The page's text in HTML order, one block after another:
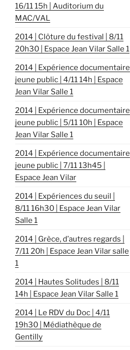
16/11 15h | Auditorium du
MAC/VAL
2014 | Clôture du festival | 8/11
20h30 | Espace Jean Vilar Salle 1
2014 | Expérience documentaire
jeune public | 4/11 14h | Espace
Jean Vilar Salle 1
2014 | Expérience documentaire
jeune public | 5/11 10h | Espace
Jean Vilar Salle 1
2014 | Expérience documentaire
jeune public | 7/11 13h45 |
Espace Jean Vilar
2014 | Expériences du seuil |
8/11 16h30 | Espace Jean Vilar
Salle 1
2014 | Grèce, d’autres regards |
7/11 20h | Espace Jean Vilar salle
1
2014 | Hautes Solitudes | 8/11
14h | Espace Jean Vilar Salle 1
2014 | Le RDV du Doc | 4/11
19h30 | Médiathèque de
Gentilly